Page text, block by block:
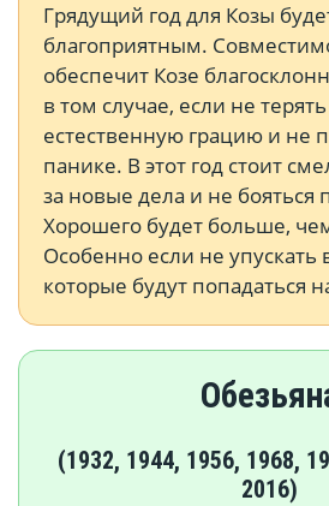
Грядущий год для Козы
благоприятным.
обеспечит Козе
в том случае, если не
естественную грацию и не
панике. В этот год стоит
за новые дела и не бояться
Хорошего будет больше,
Особенно если не упускать
которые будут попадаться
(1932, 1944, 1956, 1968,
2016)